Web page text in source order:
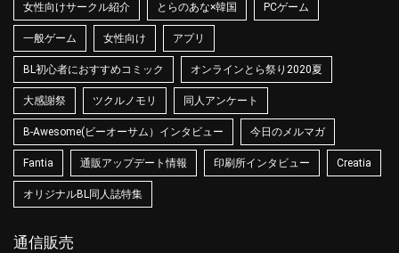
女性向けサークル紹介 とらのあな×韓国 PCゲーム
一般ゲーム 女性向け アプリ
BL初心者におすすめコミック オンラインとら祭り2020夏
大感謝祭 ツクルノモリ 同人アンケート
B-Awesome(ビーオーサム）インタビュー 今日のメルマガ
Fantia 通販アップデート情報 印刷所インタビュー Creatia
オリジナルBL同人誌特集
通信販売